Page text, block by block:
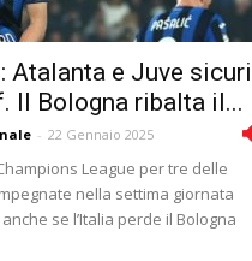
Atalanta e Juve sicuri
Il Bologna ribalta il...
- 22 Gennaio 2025
League per tre delle
nella settima giornata
se l’Italia perde il Bologna